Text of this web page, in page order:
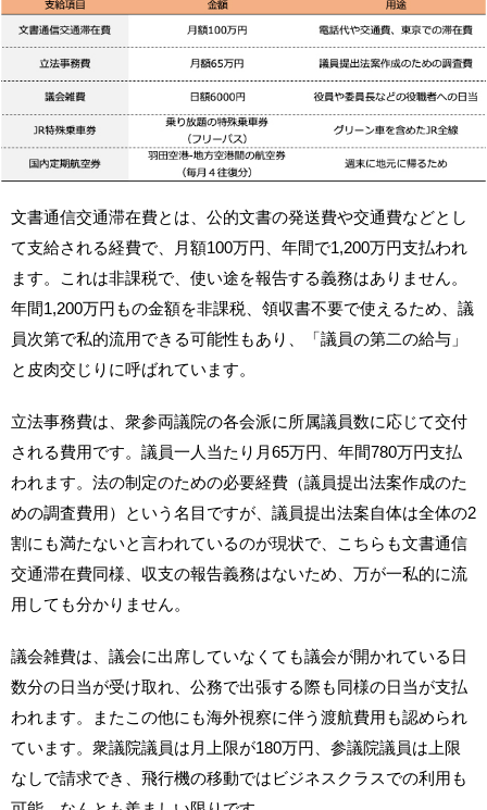
文書通信交通滞在費とは、公的文書の発送費や交通費などとし
て支給される経費で、月額100万円、年間で1,200万円支払われ
ます。これは非課税で、使い途を報告する義務はありません。
年間1,200万円もの金額を非課税、領収書不要で使えるため、議
員次第で私的流用できる可能性もあり、「議員の第二の給与」
と皮肉交じりに呼ばれています。
立法事務費は、衆参両議院の各会派に所属議員数に応じて交付
される費用です。議員一人当たり月65万円、年間780万円支払
われます。法の制定のための必要経費（議員提出法案作成のた
めの調査費用）という名目ですが、議員提出法案自体は全体の2
割にも満たないと言われているのが現状で、こちらも文書通信
交通滞在費同様、収支の報告義務はないため、万が一私的に流
用しても分かりません。
議会雑費は、議会に出席していなくても議会が開かれている日
数分の日当が受け取れ、公務で出張する際も同様の日当が支払
われます。またこの他にも海外視察に伴う渡航費用も認められ
ています。衆議院議員は月上限が180万円、参議院議員は上限
なしで請求でき、飛行機の移動ではビジネスクラスでの利用も